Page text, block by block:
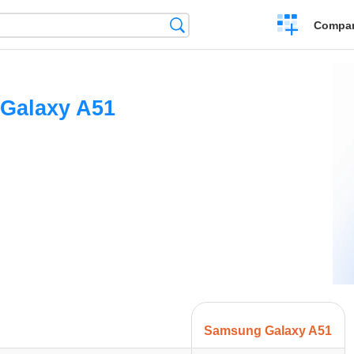
Crear
una
A51
Samsung Galaxy A51